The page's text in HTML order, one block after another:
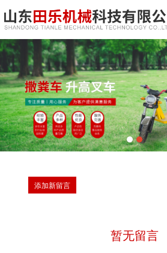
综合首页 关于我们 产品展示 新闻动态 厂景厂貌
添加新留言
暂无留言